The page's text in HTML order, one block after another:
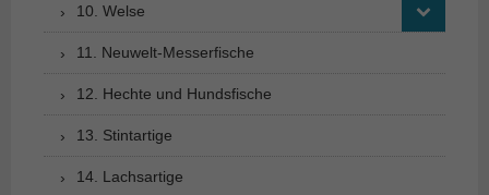
10. Welse
11. Neuwelt-Messerfische
12. Hechte und Hundsfische
13. Stintartige
14. Lachsartige